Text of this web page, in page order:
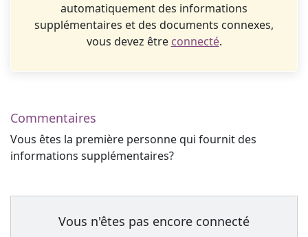
automatiquement des informations
supplémentaires et des documents connexes,
vous devez être connecté.
Commentaires
Vous êtes la première personne qui fournit des
informations supplémentaires?
Vous n'êtes pas encore connecté